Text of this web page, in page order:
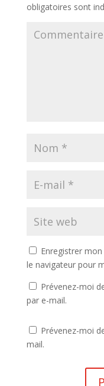
obligatoires sont
Enregistrer
le navigateur pour
Prévenez-moi
par e-mail.
Prévenez-moi
mail.